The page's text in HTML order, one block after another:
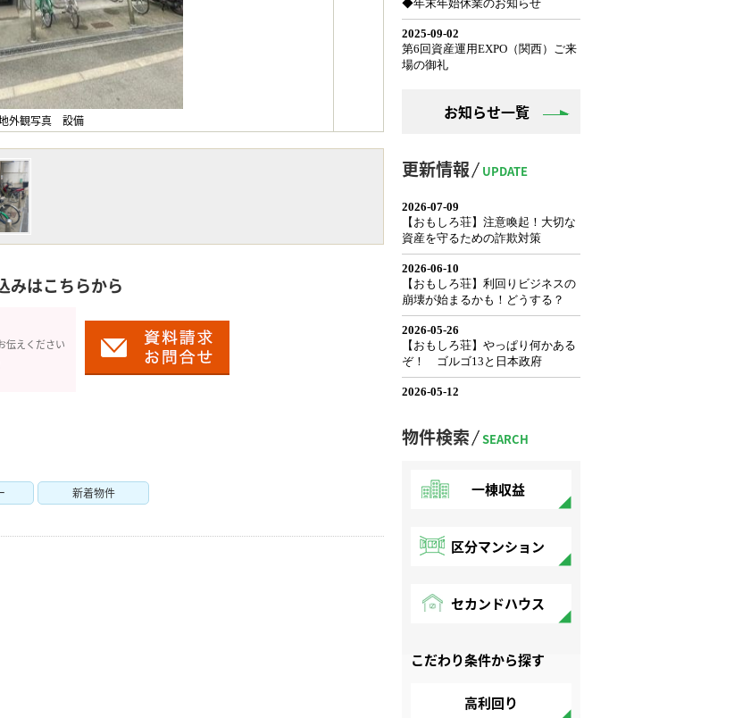
外観写真 設備
みはこちらから
伝えください
新着物件
お知らせ一覧
更新情報 UPDATE
物件検索 SEARCH
一棟収益
区分マンション
セカンドハウス
こだわり条件から探す
高利回り